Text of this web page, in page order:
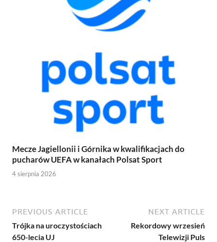
Mecze Jagiellonii i Górnika w kwalifikacjach do
pucharów UEFA w kanałach Polsat Sport
4 sierpnia 2026
PREVIOUS ARTICLE
Trójka na uroczystościach
650-lecia UJ
NEXT ARTICLE
Rekordowy wrzesień
Telewizji Puls